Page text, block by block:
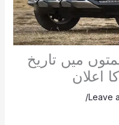
میں تاریخ
اعلان
Leave
/